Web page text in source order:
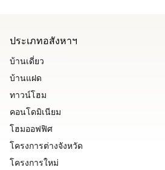
ประเภทอสังหาฯ
บ้านเดี่ยว
บ้านแฝด
ทาวน์โฮม
คอนโดมิเนียม
โฮมออฟฟิศ
โครงการต่างจังหวัด
โครงการใหม่